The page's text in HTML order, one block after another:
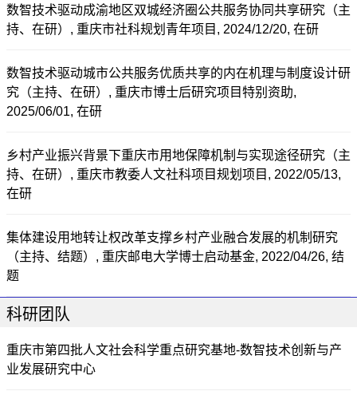
数智技术驱动成渝地区双城经济圈公共服务协同共享研究（主
持、在研）, 重庆市社科规划青年项目, 2024/12/20, 在研
数智技术驱动城市公共服务优质共享的内在机理与制度设计研
究（主持、在研）, 重庆市博士后研究项目特别资助,
2025/06/01, 在研
乡村产业振兴背景下重庆市用地保障机制与实现途径研究（主
持、在研）, 重庆市教委人文社科项目规划项目, 2022/05/13,
在研
集体建设用地转让权改革支撑乡村产业融合发展的机制研究
（主持、结题）, 重庆邮电大学博士启动基金, 2022/04/26, 结
题
科研团队
重庆市第四批人文社会科学重点研究基地-数智技术创新与产
业发展研究中心